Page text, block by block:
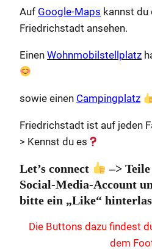
Auf Google-Maps kannst du
Friedrichstadt ansehen.
Einen Wohnmobilstellplatz
sowie einen Campingplatz
Friedrichstadt ist auf jeden
> Kennst du es
Let’s connect
–>
Social-Media-Account
bitte ein „Like“
Die Buttons dazu findest
dem